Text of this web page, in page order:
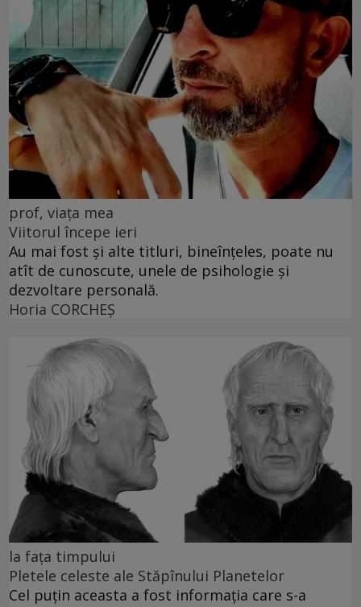
prof, viața mea
Viitorul începe ieri
Au mai fost și alte titluri, bineînțeles, poate nu
atît de cunoscute, unele de psihologie și
dezvoltare personală.
Horia CORCHEŞ
la fața timpului
Pletele celeste ale Stăpînului Planetelor
Cel puţin aceasta a fost informaţia care s-a